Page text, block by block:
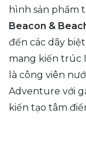
hình sản phẩm
Beacon &
đến các dãy
mang kiến trúc
là công viên
Adventure với
kiến tạo tâm